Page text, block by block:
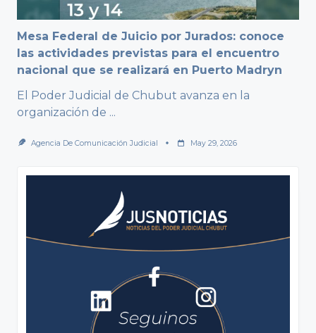
Mesa Federal de Juicio por Jurados: conoce
las actividades previstas para el encuentro
nacional que se realizará en Puerto Madryn
El Poder Judicial de Chubut avanza en la
organización de ...
Agencia De Comunicación Judicial May 29, 2026